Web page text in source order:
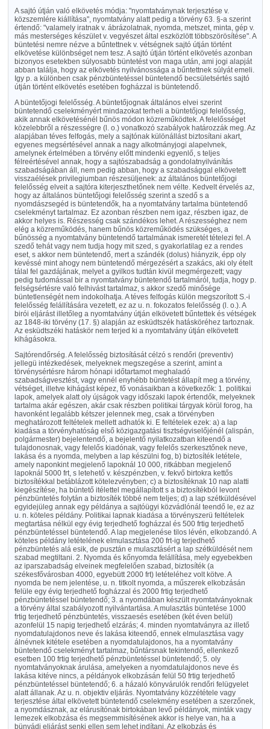
A sajtó útján való elkövetés módja: "nyomtatványnak terjesztése v.
közszemlére kiállítása", nyomtatvány alatt pedig a törvény 63. §-a szerint
értendő: "valamely iratnak v. ábrázolatnak, nyomda, metszet, minta, gép v.
más mesterséges készület v. vegyészet által eszközlött többszörösítése". A
büntetési nemre nézve a bűntettnek v. vétségnek sajtó útján történt
elkövetése különbséget nem tesz. A sajtó útján történt elkövetés azonban
bizonyos esetekben súlyosabb büntetést von maga után, ami jogi alapját
abban találja, hogy az elkövetés nyilvánossága a bűntettnek súlyát emeli.
Igy p. a különben csak pénzbüntetéssel büntetendő becsületsértés sajtó
útján történt elkövetés esetében fogházzal is büntetendő.
A büntetőjogi felelősség. A büntetőjognak általános elvei szerint
büntetendő cselekményért mindazokat terheli a büntetőjogi felelősség,
akik annak elkövetésénél bűnös módon közreműködtek. A felelősséget
közelebbről a részességre (l. o.) vonatkozó szabályok határozzák meg. Az
alapjában téves felfogás, mely a sajtónak különállást biztosítani akart,
egyenes megsértésével annak a nagy alkotmányjogi alapelvnek,
amelynek értelmében a törvény előtt mindenki egyenlő, s teljes
félreértésével annak, hogy a sajtószabadság a gondolatnyilvánítás
szabadságában áll, nem pedig abban, hogy a szabadsággal elkövetett
visszaélések privilegiumban részesüljenek: az általános büntetőjogi
felelősség elveit a sajtóra kiterjeszthetőnek nem vélte. Kedvelt érvelés az,
hogy az általános büntetőjogi felelősség szerint a szedő s a
nyomdászsegéd is büntetendők, ha a nyomtatvány tartalma büntetendő
cselekményt tartalmaz. Ez azonban részben nem igaz, részben igaz, de
akkor helyes is. Részesség csak szándékos lehet. A részességhez nem
elég a közreműködés, hanem bűnös közreműködés szükséges, a
bűnösség a nyomtatvány büntetendő tartalmának ismeretét tételezi fel. A
szedő tehát vagy nem tudja hogy mit szed, s gyakorlatilag ez a rendes
eset, s akkor nem büntetendő, mert a szándék (dolus) hiányzik, épp oly
kevéssé mint ahogy nem büntetendő mérgezésért a szakács, aki oly ételt
tálal fel gazdájának, melyet a gyilkos tudtán kivül megmérgezett; vagy
pedig tudomással bir a nyomtatvány büntetendő tartalmáról, tudja, hogy p.
felségsértésre való felhivást tartalmaz, s akkor szedő minősége
büntetlenségét nem indokolhatja. A téves felfogás külön megszorított S.-i
felelősség felállítására vezetett, ez az u. n. fokozatos felelősség (l. o.). A
birói eljárást illetőleg a nyomtatvány útján elkövetett bűntettek és vétségek
az 1848-iki törvény (17. §) alapján az esküdtszék hatásköréhez tartoznak.
Az esküdtszéki hatáskör nem terjed ki a nyomtatvány útján elkövetett
kihágásokra.
Sajtórendőrség. A felelősség biztosítását célzó s rendőri (preventiv)
jellegü intézkedések, melyeknek megszegése a szerint, amint a
törvénysértésre három hónapi időtartamot meghaladó
szabadságvesztést, vagy ennél enyhébb büntetést állapít meg a törvény,
vétséget, illetve kihágást képez, fő vonásaikban a következők: 1. politikai
lapok, amelyek alatt oly újságok vagy időszaki lapok értendők, melyeknek
tartalma akár egészen, akár csak részben politikai tárgyak körül forog, ha
havonként legalább kétszer jelennek meg, csak a törvényben
meghatározott feltételek mellett adhatók ki. E feltételek ezek: a) a lap
kiadása a törvényhatóság első közigazgatási tisztségviselőjénél (alispán,
polgármester) bejelentendő, a bejelentő nyilatkozatban kiteendő a
tulajdonosnak, vagy felelős kiadónak, vagy felelős szerkesztőnek neve,
lakása és a nyomda, melyben a lap készülni fog, b) biztosíték letétele,
amely naponkint megjelenő lapoknál 10 000, ritkábban megjelenő
lapoknál 5000 frt, s letehető v. készpénzben, v. fekvő birtokra kettős
biztosítékkal betáblázott kötelezvényben; c) a biztosítéknak 10 nap alatti
kiegészítése, ha büntető itélettel megállapított s a biztosítékból levont
pénzbüntetés folytán a biztosíték többé nem teljes; d) a lap szétküldésével
egyidejüleg annak egy példánya a sajtóügyi közvádlónál teendő le, ez az
u. n. köteles példány. Politikai lapnak kiadása a törvényszerü feltételek
megtartása nélkül egy évig terjedhető fogházzal és 500 frtig terjedhető
pénzbüntetéssel büntetendő. A lap megjelenése tilos lévén, elkobzandó. A
köteles példány letételének elmulasztása 200 frt-ig terjedhető
pénzbüntetés alá esik, de pusztán e mulasztásért a lap szétküldését nem
szabad megtiltani. 2. Nyomda és kőnyomda felállítása, mely egyebekben
az iparszabadság elveinek megfelelően szabad, biztosíték (a
székesfővárosban 4000, egyebütt 2000 frt) letételéhez volt kötve. A
nyomda be nem jelentése, u. n. titkolt nyomda, a műszerek elkobzásán
felüle egy évig terjedhető fogházzal és 2000 frtig terjedhető
pénzbüntetéssel büntetendő; 3. a nyomdában készült nyomtatványoknak
a törvény által szabályozott nyilvántartása. A mulasztás büntetése 1000
frtig terjedhető pénzbüntetés, visszaesés esetében (két éven belül)
azonfelül 15 napig terjedhető elzárás; 4. minden nyomtatványra az illető
nyomdatulajdonos neve és lakása kiteendő, ennek elmulasztása vagy
álnévnek kitétele esetében a nyomdatulajdonos, ha a nyomtatvány
büntetendő cselekményt tartalmaz, bűntársnak tekintendő, ellenkező
esetben 100 frtig terjedhető pénzbüntetéssel büntetendő; 5. oly
nyomtatványoknak árulása, amelyeken a nyomdatulajdonos neve és
lakása kitéve nincs, a példányok elkobzásán felül 50 frtig terjedhető
pénzbüntetéssel büntetendő; 6. a házaló könyvárulók rendőri felügyelet
alatt állanak. Az u. n. objektiv eljárás. Nyomtatvány közzététele vagy
terjesztése által elkövetett büntetendő cselekmény esetében a szerzőnek,
a nyomdásznak, az elárusítónak birtokában levő példányok, minták vagy
lemezek elkobzása és megsemmisítésének akkor is helye van, ha a
bünvádi eljárást senki ellen sem lehet indítani. Az elkobzás és